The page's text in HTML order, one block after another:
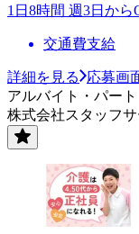
1日8時間 週3日から
交通費支給
詳細を見る
応募画
アルバイト・パート
株式会社スタッフサ